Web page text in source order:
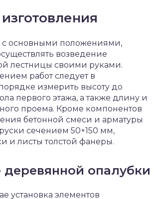
с основными положениями,
возведение
лестницы своими руками.
работ следует в
измерить высоту до
первого этажа, а также длину и
проема. Кроме компонентов
бетонной смеси и арматуры
сечением 50×150 мм,
и листы толстой фанеры.
деревянной опалубки
установка элементов